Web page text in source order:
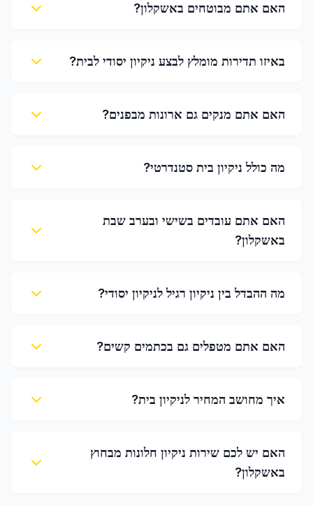
האם אתם מבוטחים באשקלון?
באיזו תדירות מומלץ לבצע ניקיון יסודי לבית?
האם אתם מנקים גם ארונות מבפנים?
מה כולל ניקיון בית סטנדרטי?
האם אתם עובדים בשישי ובערב שבת
באשקלון?
מה ההבדל בין ניקיון רגיל לניקיון יסודי?
האם אתם מטפלים גם בכתמים קשים?
איך מחושב המחיר לניקיון בית?
האם יש לכם שירות ניקיון חלונות מבחוץ
באשקלון?